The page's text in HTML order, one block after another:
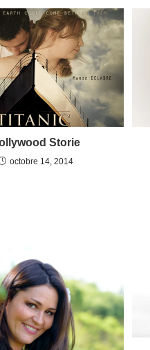
Storie
octobre 14, 2014